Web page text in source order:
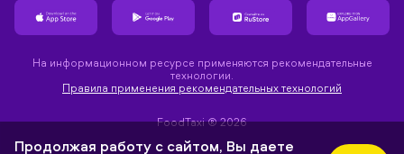
На информационном ресурсе применяются рекомендательные
технологии.
Правила применения рекомендательных технологий
FoodTaxi ® 2026
Продолжая работу с сайтом, Вы даете